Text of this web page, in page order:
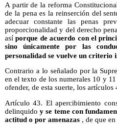
A partir de la reforma
de la pena es la reinserción del
adecuar constante las penas
proporcionalidad y del derecho
asíporque de acuerdo con el
sino únicamente por las
personalidad se vuelve un criterio
Contrario a lo señalado por la
en el texto de los numerales 10 y
ofender, de esta suerte, los
Artículo 43. El apercibimiento
delinquidoy se teme con
actitud o por amenazas , de que